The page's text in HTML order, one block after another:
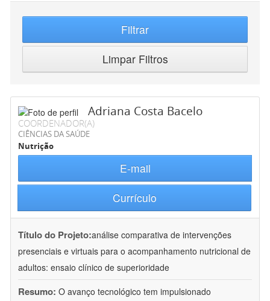
Filtrar
Limpar Filtros
Adriana Costa Bacelo
COORDENADOR(A)
CIÊNCIAS DA SAÚDE
Nutrição
E-mail
Currículo
Título do Projeto:análise comparativa de intervenções
presenciais e virtuais para o acompanhamento nutricional de
adultos: ensaio clínico de superioridade
Resumo: O avanço tecnológico tem impulsionado